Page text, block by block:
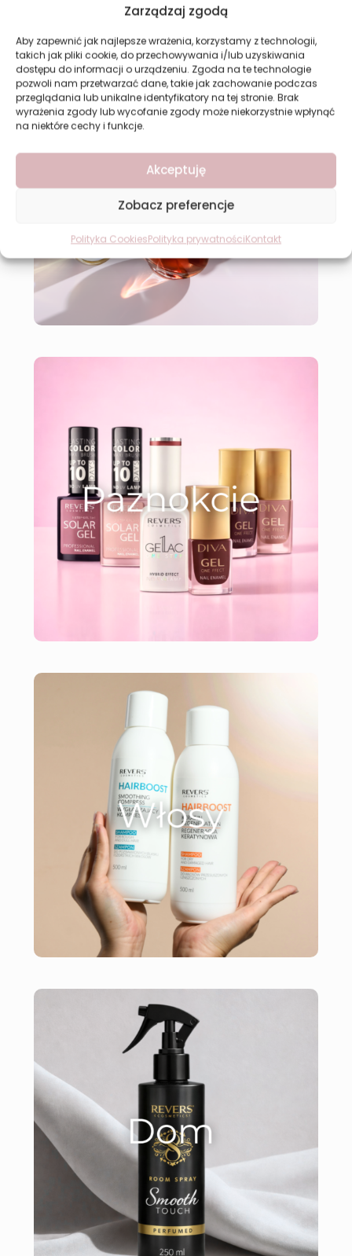
Zarządzaj zgodą
Aby zapewnić jak najlepsze wrażenia, korzystamy z technologii,
takich jak pliki cookie, do przechowywania i/lub uzyskiwania
dostępu do informacji o urządzeniu. Zgoda na te technologie
pozwoli nam przetwarzać dane, takie jak zachowanie podczas
przeglądania lub unikalne identyfikatory na tej stronie. Brak
wyrażenia zgody lub wycofanie zgody może niekorzystnie wpłynąć
na niektóre cechy i funkcje.
Akceptuję
Zobacz preferencje
Polityka CookiesPolityka prywatnościKontakt